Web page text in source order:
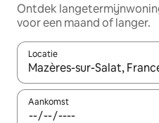
Ontdek
voor een maand of langer.
Locatie
Wanneer er resultaten
Aankomst